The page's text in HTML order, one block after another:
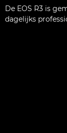
De EOS R3 is
dagelijks